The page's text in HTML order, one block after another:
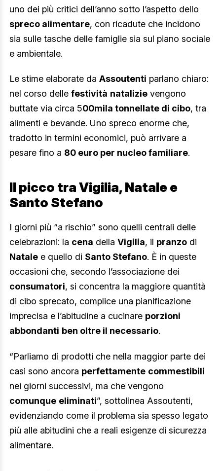
uno dei più critici dell’anno sotto l’aspetto dello
spreco alimentare, con ricadute che incidono
sia sulle tasche delle famiglie sia sul piano sociale
e ambientale.
Le stime elaborate da Assoutenti parlano chiaro:
nel corso delle festività natalizie vengono
buttate via circa 500mila tonnellate di cibo, tra
alimenti e bevande. Uno spreco enorme che,
tradotto in termini economici, può arrivare a
pesare fino a 80 euro per nucleo familiare.
Il picco tra Vigilia, Natale e
Santo Stefano
I giorni più “a rischio” sono quelli centrali delle
celebrazioni: la cena della Vigilia, il pranzo di
Natale e quello di Santo Stefano. È in queste
occasioni che, secondo l’associazione dei
consumatori, si concentra la maggiore quantità
di cibo sprecato, complice una pianificazione
imprecisa e l’abitudine a cucinare porzioni
abbondanti ben oltre il necessario.
“Parliamo di prodotti che nella maggior parte dei
casi sono ancora perfettamente commestibili
nei giorni successivi, ma che vengono
comunque eliminati”, sottolinea Assoutenti,
evidenziando come il problema sia spesso legato
più alle abitudini che a reali esigenze di sicurezza
alimentare.